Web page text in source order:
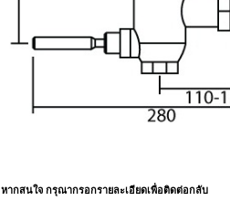
หากสนใจ กรุณากรอกรายละเอียดเพื่อติดต่อกลับ